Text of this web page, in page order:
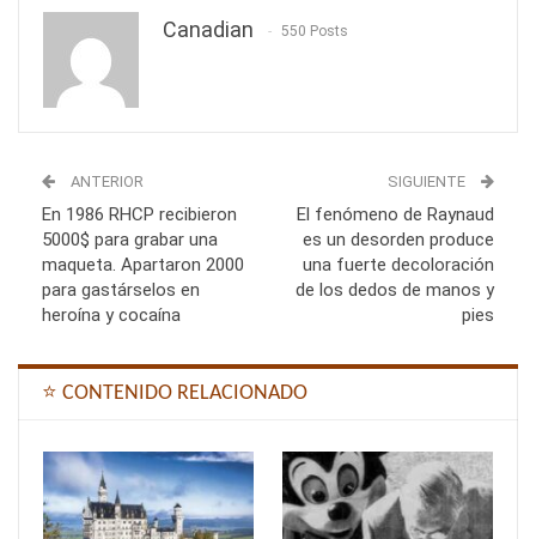
Canadian 550 Posts
ANTERIOR
En 1986 RHCP recibieron
5000$ para grabar una
maqueta. Apartaron 2000
para gastárselos en
heroína y cocaína
SIGUIENTE
El fenómeno de Raynaud
es un desorden produce
una fuerte decoloración
de los dedos de manos y
pies
⭐ CONTENIDO RELACIONADO